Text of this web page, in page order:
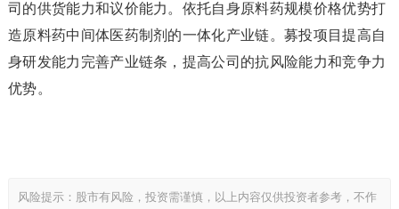
司的供货能力和议价能力。依托自身原料药规模价格优势打
造原料药中间体医药制剂的一体化产业链。募投项目提高自
身研发能力完善产业链条，提高公司的抗风险能力和竞争力
优势。
风险提示：股市有风险，投资需谨慎，以上内容仅供投资者参考，不作